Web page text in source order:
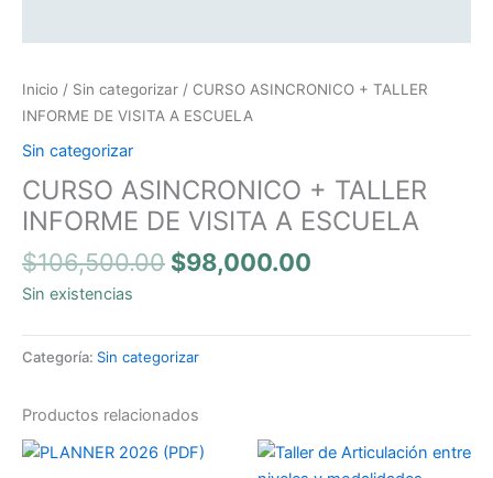
Inicio / Sin categorizar / CURSO ASINCRONICO + TALLER
INFORME DE VISITA A ESCUELA
Sin categorizar
CURSO ASINCRONICO + TALLER
INFORME DE VISITA A ESCUELA
$106,500.00 $98,000.00
Sin existencias
Categoría: Sin categorizar
Productos relacionados